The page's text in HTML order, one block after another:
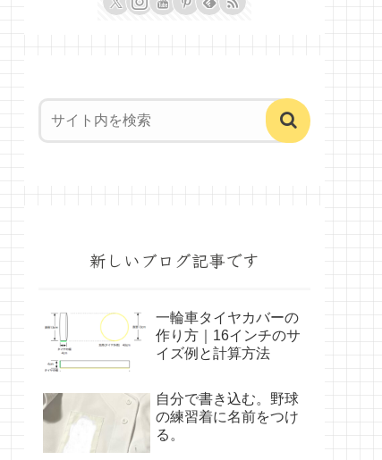
新しいブログ記事です
一輪車タイヤカバーの
作り方｜16インチのサ
イズ例と計算方法
自分で書き込む。野球
の練習着に名前をつけ
る。